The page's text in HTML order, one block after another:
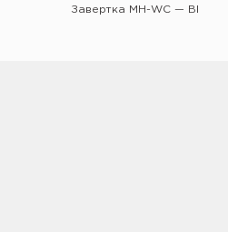
Завертка MH-WC — Bl